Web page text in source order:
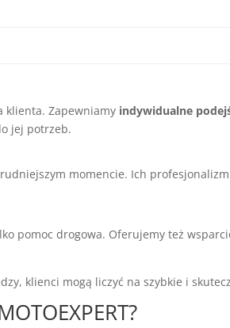
klienta. Zapewniamy indywidualne
jej potrzeb.
momencie. Ich
pomoc drogowa. Oferujemy też
klienci mogą liczyć na szybkie i